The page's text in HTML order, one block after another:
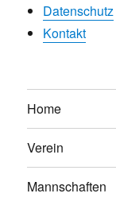
Datenschutz
Kontakt
Home
Verein
Mannschaften